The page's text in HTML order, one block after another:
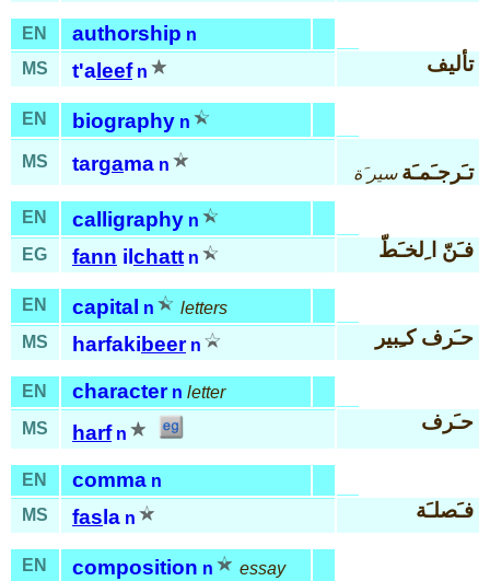
EN authorship n
MS
t'a leef n تأليف
EN biography n
MS targama n تـَرجـَمـَة سير َة
EN calligraphy n
EG
fann il chatt n فـَنّ ا ِلخـَطّ
EN capital n
letters
MS
harfakibeer n حـَرف كـِبير
EN character n letter
MS
harf n
حـَرف
EN comma n
MS
fas la n فـَصلـَة
EN composition n essay